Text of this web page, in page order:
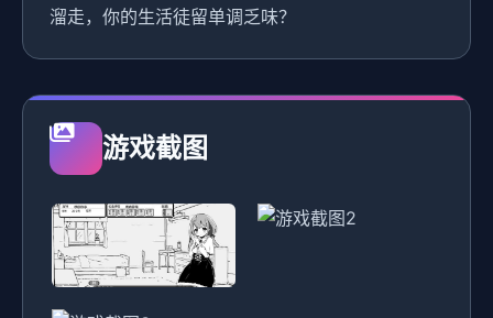
溜走，你的生活徒留单调乏味？
游戏截图